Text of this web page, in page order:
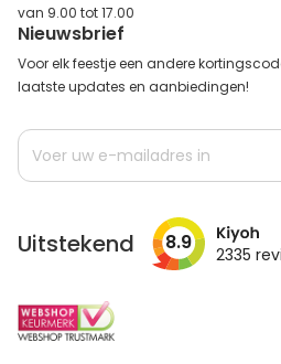
van 9.00 tot 17.00
Nieuwsbrief
Voor elk feestje een andere
laatste updates en aanbiedingen!
Abonneer
op
Uitstekend 8.9 2335